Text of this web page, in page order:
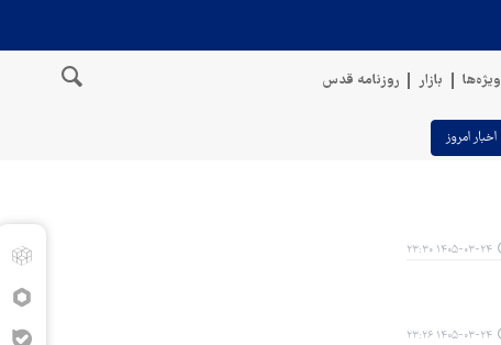
ویژه‌ها بازار روزنامه قدس
اخبار امروز
۱۴۰۵-۰۳-۲۴ ۲۳:۳۰
۱۴۰۵-۰۳-۲۴ ۲۳:۲۶